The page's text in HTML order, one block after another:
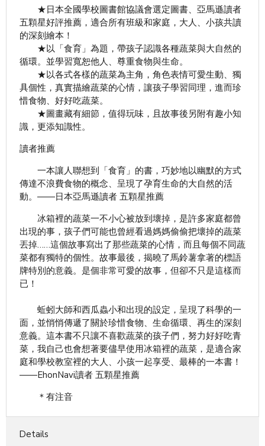
★日本全國學校圖書館協議會選定圖書、亞馬遜讀者
五顆星好評推薦，適合所有班級和家庭，大人、小孩共讀
的深刻繪本！
★以「食育」為題，帶孩子認識各種蔬菜與大自然的
循環。並學習寬恕他人、尊重食物與生命。
★以各式各樣的蔬菜為主角，角色表情可愛生動、獨
具個性，真實描繪蔬菜的心情，讓孩子學習同理，進而珍
惜食物、好好吃蔬菜。
★圖畫藏有細節，值得玩味，且故事後另附有趣小知
識，更添知識性。
讀者推薦
一本讓人聯想到「食育」的書，巧妙地以幽默的方式
傳達不浪費食物的概念、呈現了孕育生命的大自然的活
動。——日本亞馬遜讀者 五顆星推薦
冰箱裡的蔬菜一不小心被放到壞掉，是許多家庭都曾
出現的事，孩子們可能也曾經看過媽媽偷偷把壞掉的蔬菜
丟掉……這個故事寫出了那些蔬菜的心情，而且每個不同蔬
菜都有獨特的個性。故事最後，揭曉了馬鈴薯拿著的標語
牌特別的意義。是個非常可愛的故事，但卻不只是這樣而
已！
蚯蚓大師和西瓜蟲小和出現的設定，呈現了科學的一
面，並悄悄傳遞了關於珍惜食物、生命循環、再生的深刻
意義。這本書不只讓不喜歡蔬菜的孩子們，努力好好吃青
菜，我自己也會想著要儘早使用冰箱裡的蔬菜，是適合家
庭和學校教室裡的大人、小孩一起享受、最棒的一本書！
——EhonNavi讀者 五顆星推薦
＊有注音
Details